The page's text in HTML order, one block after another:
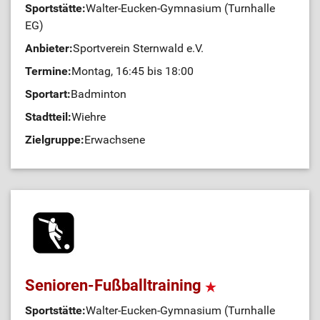
Sportstätte:Walter-Eucken-Gymnasium (Turnhalle
EG)
Anbieter:Sportverein Sternwald e.V.
Termine:Montag, 16:45 bis 18:00
Sportart:Badminton
Stadtteil:Wiehre
Zielgruppe:Erwachsene
Senioren-Fußballtraining
Sportstätte:Walter-Eucken-Gymnasium (Turnhalle